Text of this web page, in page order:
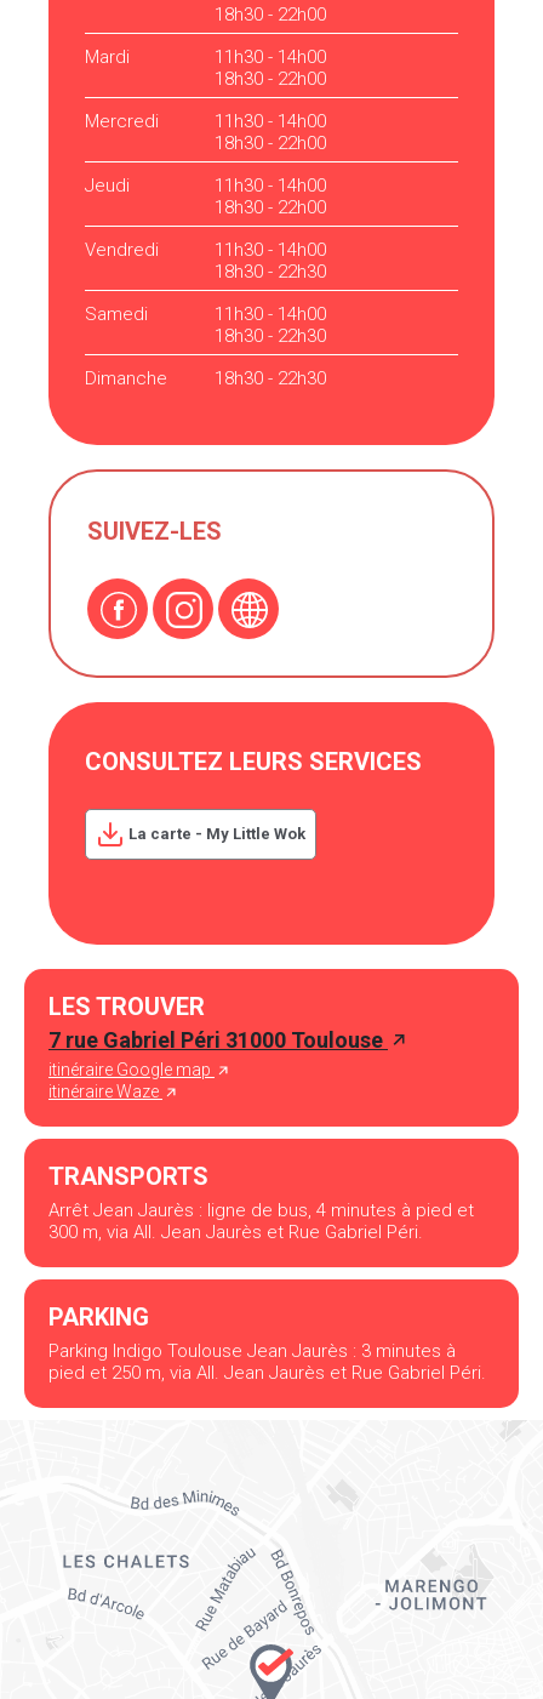
18h30 - 22h00
Mardi
11h30 - 14h00
18h30 - 22h00
Mercredi
11h30 - 14h00
18h30 - 22h00
Jeudi
11h30 - 14h00
18h30 - 22h00
Vendredi
11h30 - 14h00
18h30 - 22h30
Samedi
11h30 - 14h00
18h30 - 22h30
Dimanche
18h30 - 22h30
SUIVEZ-LES
CONSULTEZ LEURS SERVICES
La carte - My Little Wok
LES TROUVER
7 rue Gabriel Péri 31000 Toulouse
itinéraire Google map
itinéraire Waze
TRANSPORTS
Arrêt Jean Jaurès : ligne de bus, 4 minutes à pied et
300 m, via All. Jean Jaurès et Rue Gabriel Péri.
PARKING
Parking Indigo Toulouse Jean Jaurès : 3 minutes à
pied et 250 m, via All. Jean Jaurès et Rue Gabriel Péri.